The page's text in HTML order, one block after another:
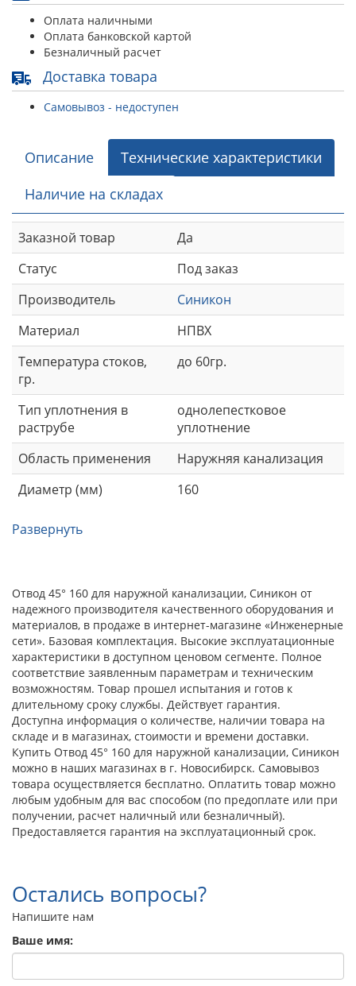
Оплата наличными
Оплата банковской картой
Безналичный расчет
Доставка товара
Самовывоз - недоступен
Описание
Технические характеристики
Наличие на складах
Заказной товар
Да
Статус
Под заказ
Производитель
Синикон
Материал
НПВХ
Температура стоков,
гр.
до 60гр.
Тип уплотнения в
раструбе
однолепестковое
уплотнение
Область применения
Наружняя канализация
Диаметр (мм)
160
Развернуть
Отвод 45° 160 для наружной канализации, Синикон от
надежного производителя качественного оборудования и
материалов, в продаже в интернет-магазине «Инженерные
сети». Базовая комплектация. Высокие эксплуатационные
характеристики в доступном ценовом сегменте. Полное
соответствие заявленным параметрам и техническим
возможностям. Товар прошел испытания и готов к
длительному сроку службы. Действует гарантия.
Доступна информация о количестве, наличии товара на
складе и в магазинах, стоимости и времени доставки.
Купить Отвод 45° 160 для наружной канализации, Синикон
можно в наших магазинах в г. Новосибирск. Самовывоз
товара осуществляется бесплатно. Оплатить товар можно
любым удобным для вас способом (по предоплате или при
получении, расчет наличный или безналичный).
Предоставляется гарантия на эксплуатационный срок.
Остались вопросы?
Напишите нам
Ваше имя: